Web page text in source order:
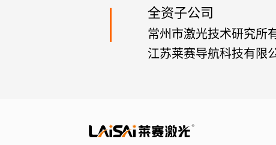
全资子公司
常州市激光技术研究所
江苏莱赛导航科技有限